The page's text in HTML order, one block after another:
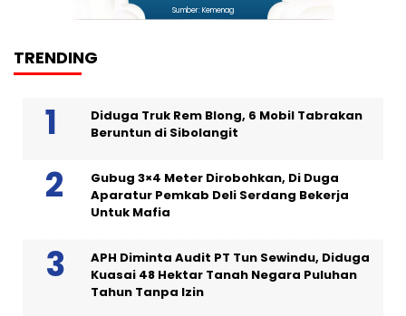
Sumber: Kemenag
TRENDING
Diduga Truk Rem Blong, 6 Mobil Tabrakan
Beruntun di Sibolangit
Gubug 3×4 Meter Dirobohkan, Di Duga
Aparatur Pemkab Deli Serdang Bekerja
Untuk Mafia
APH Diminta Audit PT Tun Sewindu, Diduga
Kuasai 48 Hektar Tanah Negara Puluhan
Tahun Tanpa Izin